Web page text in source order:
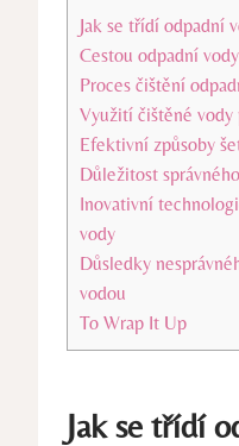
Jak se třídí odpadní
Cestou odpadní
Proces čištění
Využití čištěné
Efektivní způsoby
Důležitost
Inovativní
vody
Důsledky
vodou
To Wrap It Up
Jak se třídí